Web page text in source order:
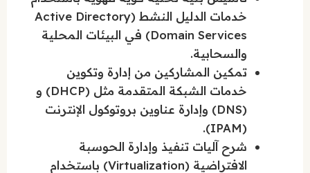
خدمات الدليل النشط (Active Directory
Domain Services) في البيئات المحلية
والسحابية.
تمكين المشاركين من إدارة وتكوين
خدمات الشبكة المتقدمة مثل (DHCP) و
(DNS) وإدارة عناوين بروتوكول الإنترنت
(IPAM).
شرح آليات تنفيذ وإدارة الحوسبة
الافتراضية (Virtualization) باستخدام